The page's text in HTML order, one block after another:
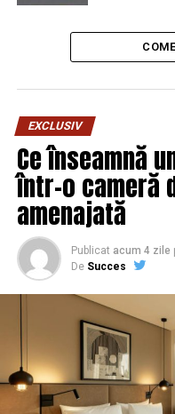
EXCLUSIV
Ce înseamnă
într-o cameră
amenajată
Publicat acum 4 zile
De Succes